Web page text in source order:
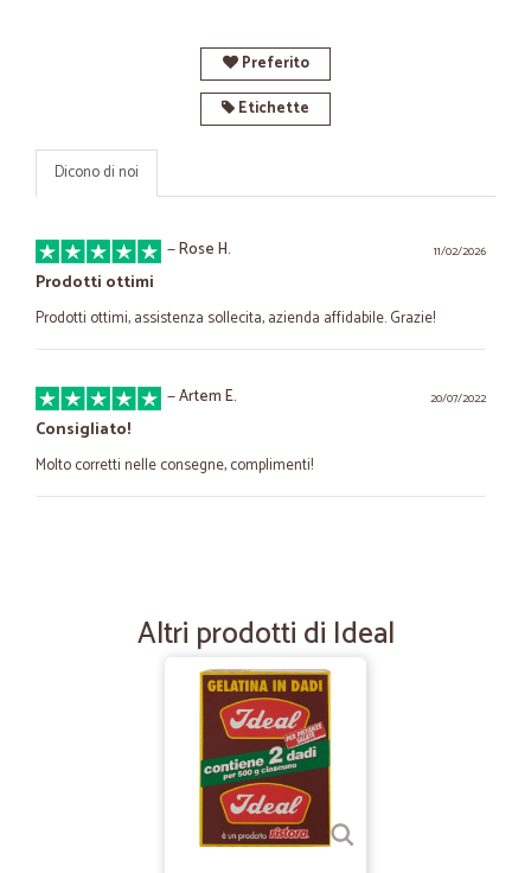
Preferito
Etichette
Dicono di noi
11/02/2026
—Rose H.
Prodotti ottimi
Prodotti ottimi, assistenza sollecita, azienda affidabile. Grazie!
20/07/2022
—Artem E.
Consigliato!
Molto corretti nelle consegne, complimenti!
Trustpilot
Ho effettuato due ordini dei quali uno con il servizio " trasporto
refrigerato". Impeccabili. Una grande comoditá per chi é
impossibilitato ad effettuare la spesa nei negozi fisici. Hanno l'
accortezza di inserire detersivi e simili in scatole separate dagli
Altri prodotti di Ideal